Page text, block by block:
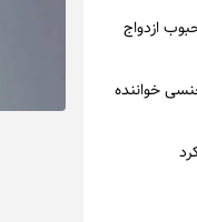
ازدواج
خواننده